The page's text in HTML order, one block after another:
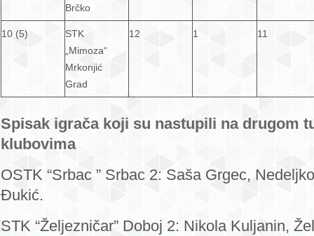
Brčko
10 (5)
STK
„Mimoza“
Mrkonjić
Grad
12 1 11
Spisak igrača koji su nastupili na drugom
klubovima
OSTK “Srbac ” Srbac 2: Saša Grgec,
Đukić.
STK “Željezničar” Doboj 2: Nikola Kuljanin,